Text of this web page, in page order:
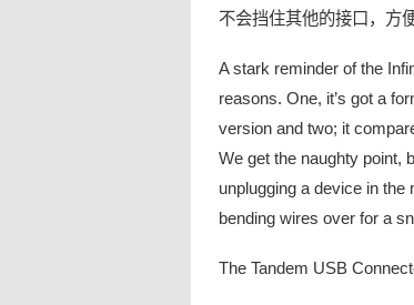
不会挡住其他的接口，方
A stark reminder of the
reasons. One, it’s got a
version and two; it
We get the naughty point,
unplugging a device in
bending wires over for a
The Tandem USB